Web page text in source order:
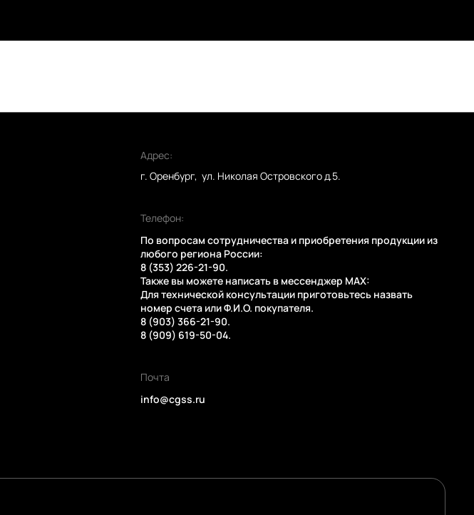
Адрес:
г. Оренбург, ул. Николая Островского д.5.
Телефон:
По вопросам сотрудничества и приобретения продукции из
любого региона России:
8 (353) 226-21-90.
Также вы можете написать в мессенджер MAX:
Для технической консультации приготовьтесь назвать
номер счета или Ф.И.О. покупателя.
8 (903) 366-21-90.
8 (909) 619-50-04.
Почта
info@cgss.ru